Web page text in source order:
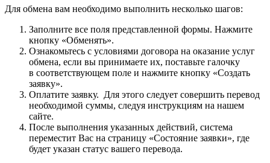
Для обмена вам необходимо выполнить несколько шагов:
Заполните все поля представленной формы. Нажмите
кнопку «Обменять».
Ознакомьтесь с условиями договора на оказание услуг
обмена, если вы принимаете их, поставьте галочку
в соответствующем поле и нажмите кнопку «Создать
заявку».
Оплатите заявку. Для этого следует совершить перевод
необходимой суммы, следуя инструкциям на нашем
сайте.
После выполнения указанных действий, система
переместит Вас на страницу «Состояние заявки», где
будет указан статус вашего перевода.